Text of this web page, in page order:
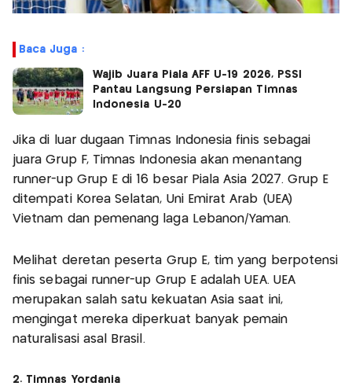
Baca Juga :
Wajib Juara Piala AFF U-19 2026, PSSI
Pantau Langsung Persiapan Timnas
Indonesia U-20
Jika di luar dugaan Timnas Indonesia finis sebagai
juara Grup F, Timnas Indonesia akan menantang
runner-up Grup E di 16 besar Piala Asia 2027. Grup E
ditempati Korea Selatan, Uni Emirat Arab (UEA)
Vietnam dan pemenang laga Lebanon/Yaman.
Melihat deretan peserta Grup E, tim yang berpotensi
finis sebagai runner-up Grup E adalah UEA. UEA
merupakan salah satu kekuatan Asia saat ini,
mengingat mereka diperkuat banyak pemain
naturalisasi asal Brasil.
2. Timnas Yordania